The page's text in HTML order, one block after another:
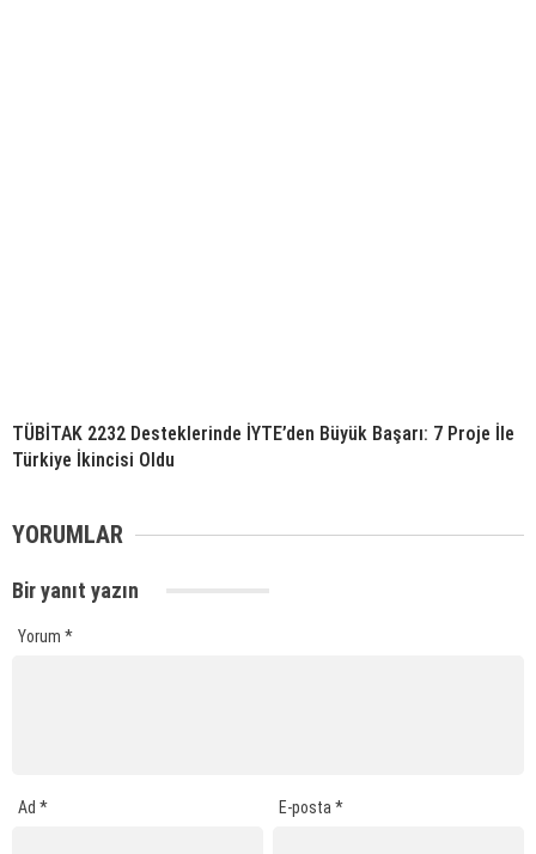
TÜBİTAK 2232 Desteklerinde İYTE’den Büyük Başarı: 7 Proje İle
Türkiye İkincisi Oldu
YORUMLAR
Bir yanıt yazın
Yorum *
Ad * E-posta*